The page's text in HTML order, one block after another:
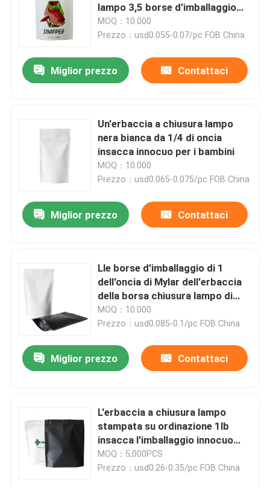
lampo 3,5 borse d'imballaggio
dell'erbaccia esotica da 1/8 di
oncia 3.5g
MOQ：10.000
Prezzo：usd0.055-0.07/pc FOB China
Miglior prezzo Contattaci
Un'erbaccia a chiusura lampo
nera bianca da 1/4 di oncia
insacca innocuo per i bambini
MOQ：10.000
Prezzo：usd0.065-0.075/pc FOB China
Miglior prezzo Contattaci
Lle borse d'imballaggio di 1
dell'oncia di Mylar dell'erbaccia
della borsa chiusura lampo di
MOQ：10.000
Prezzo：usd0.085-0.1/pc FOB China
Miglior prezzo Contattaci
L'erbaccia a chiusura lampo
stampata su ordinazione 1lb
insacca l'imballaggio innocuo
MOQ：5,000PCS
Prezzo：usd0.26-0.35/pc FOB China